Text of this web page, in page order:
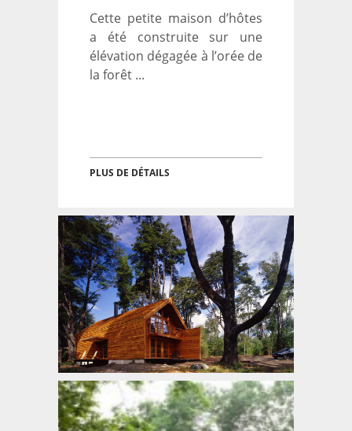
Cette petite maison d’hôtes
a été construite sur une
élévation dégagée à l’orée de
la forêt ...
PLUS DE DÉTAILS